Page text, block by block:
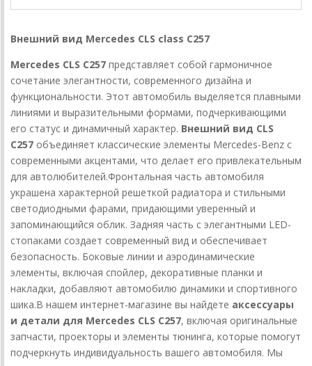
Внешний вид Mercedes CLS class C257
Mercedes CLS C257 представляет собой гармоничное
сочетание элегантности, современного дизайна и
функциональности. Этот автомобиль выделяется плавными
линиями и выразительными формами, подчеркивающими
его статус и динамичный характер. Внешний вид CLS
C257 объединяет классические элементы Mercedes-Benz с
современными акцентами, что делает его привлекательным
для автолюбителей.Фронтальная часть автомобиля
украшена характерной решеткой радиатора и стильными
светодиодными фарами, придающими уверенный и
запоминающийся облик. Задняя часть с элегантными LED-
стопаками создает современный вид и обеспечивает
безопасность. Боковые линии и аэродинамические
элементы, включая спойлер, декоративные планки и
накладки, добавляют автомобилю динамики и спортивного
шика.В нашем интернет-магазине вы найдете аксессуары
и детали для Mercedes CLS C257, включая оригинальные
запчасти, проекторы и элементы тюнинга, которые помогут
подчеркнуть индивидуальность вашего автомобиля. Мы